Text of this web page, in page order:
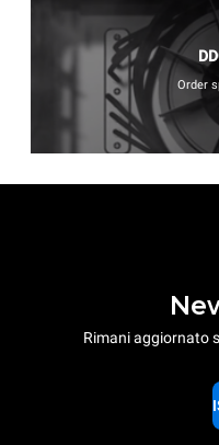
Order
Rimani aggiornato